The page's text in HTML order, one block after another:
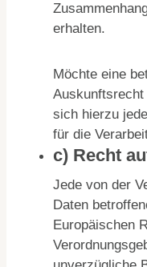
erhalten.
Möchte eine
sich hierzu
für die
c) Recht
Jede von der
Daten
Europäischen